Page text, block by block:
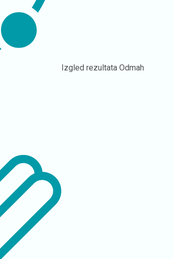
Izgled rezultata Odmah